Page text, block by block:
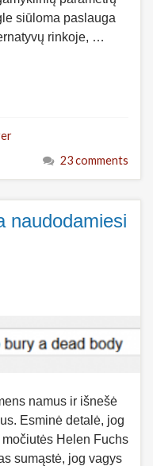
siūloma paslauga
rinkoje, …
23 comments
naudodamiesi
namus ir išnešė
Esminė detalė, jog
Helen Fuchs
sumąstė, jog vagys